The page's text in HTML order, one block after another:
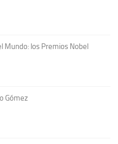
Mundo: los Premios Nobel
Gómez